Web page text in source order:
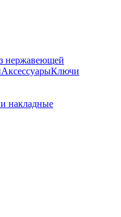
нержавеющей
АксессуарыКлючи
накладные